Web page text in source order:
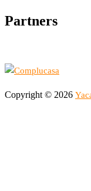
Partners
Copyright © 2026